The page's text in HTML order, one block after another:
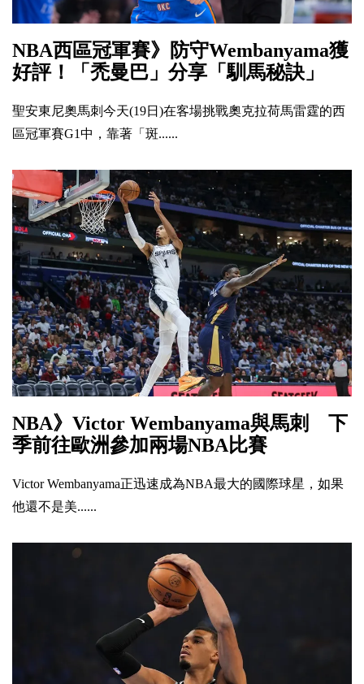
NBA西區冠軍賽》防守Wembanyama獲
好評！「禿曼巴」分享「馴馬秘訣」
聖安東尼奧馬刺今天(19日)在客場挑戰奧克拉荷馬雷霆的西
區冠軍賽G1中，靠著「斑......
NBA》Victor Wembanyama與馬刺 下
季前往歐洲參加兩場NBA比賽
Victor Wembanyama正迅速成為NBA最大的國際球星，如果
他還不是美......